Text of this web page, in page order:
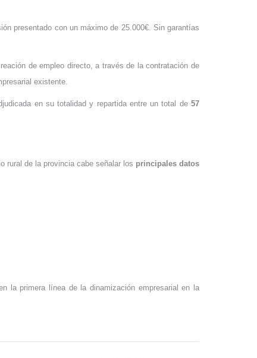
presentado con un máximo de 25.000€. Sin garantías
de empleo directo, a través de la contratación de
existente.
en su totalidad y repartida entre un total de 57
rural de la provincia cabe señalar los principales datos
la primera línea de la dinamización empresarial en la